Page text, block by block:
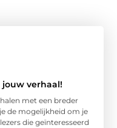
verhaal!
met een breder
de mogelijkheid om je
die geïnteresseerd